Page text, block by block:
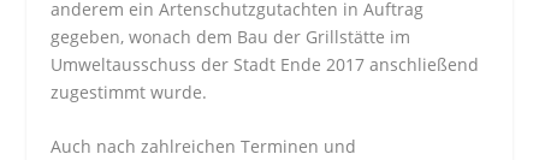
anderem ein Artenschutzgutachten in Auftrag
gegeben, wonach dem Bau der Grillstätte im
Umweltausschuss der Stadt Ende 2017 anschließend
zugestimmt wurde.
Auch nach zahlreichen Terminen und